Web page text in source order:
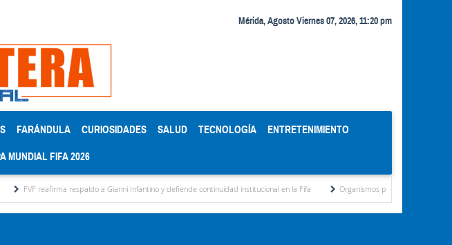
Mérida, Agosto Viernes 07, 2026, 11:20 pm
FARÁNDULA CURIOSIDADES SALUD TECNOLOGÍA ENTRETENIMIENTO
MUNDIAL FIFA 2026
respaldo a Gianni Infantino y defiende continuidad institucional en la Fifa Organismos públicos recortan horarios por